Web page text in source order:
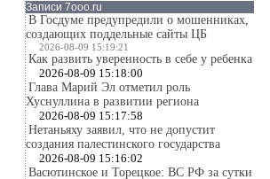
Записи 7ooo.ru
В Госдуме предупредили о мошенниках,
создающих поддельные сайты ЦБ
2026-08-09 15:19:21
Как развить уверенность в себе у ребенка
2026-08-09 15:18:00
Глава Марий Эл отметил роль
Хуснуллина в развитии региона
2026-08-09 15:17:58
Нетаньяху заявил, что не допустит
создания палестинского государства
2026-08-09 15:16:02
Васютинское и Торецкое: ВС РФ за сутки